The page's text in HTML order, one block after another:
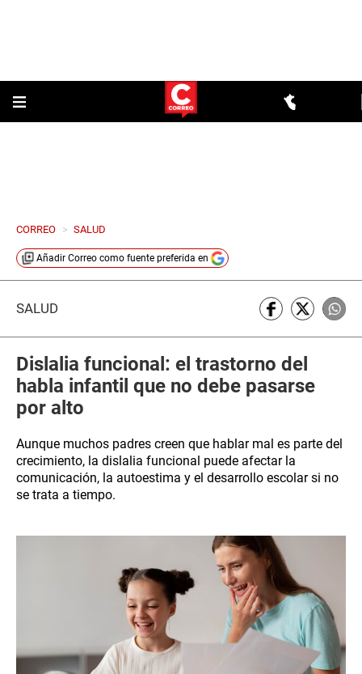
CORREO > SALUD
Añadir Correo como fuente preferida en
SALUD
Dislalia funcional: el trastorno del
habla infantil que no debe pasarse
por alto
Aunque muchos padres creen que hablar mal es parte del
crecimiento, la dislalia funcional puede afectar la
comunicación, la autoestima y el desarrollo escolar si no
se trata a tiempo.